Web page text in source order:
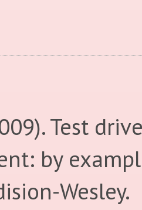
Test
by
Wesley.